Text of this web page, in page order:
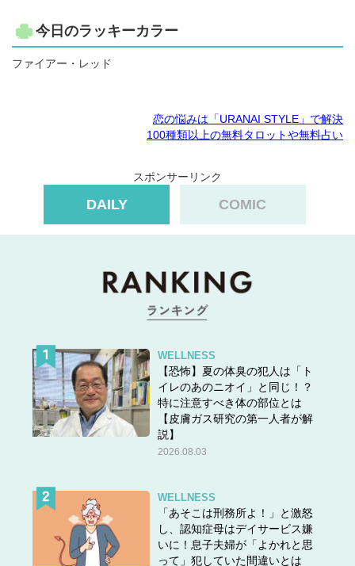
今日のラッキーカラー
ファイアー・レッド
恋の悩みは「URANAI STYLE」で解決
100種類以上の無料タロットや無料占い
スポンサーリンク
DAILY COMIC
WELLNESS
【恐怖】夏の体臭の犯人は「ト
イレのあのニオイ」と同じ！？
特に注意すべき体の部位とは
【皮膚ガス研究の第一人者が解
説】
2026.08.03
WELLNESS
「あそこは刑務所よ！」と激怒
し、認知症母はデイサービス嫌
いに！息子夫婦が「よかれと思
って」犯していた間違いとは